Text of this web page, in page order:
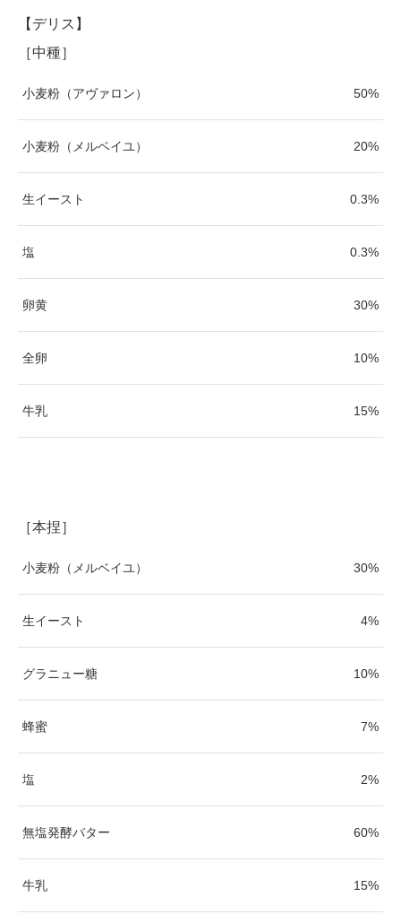
【デリス】
［中種］
小麦粉（アヴァロン） 50%
小麦粉（メルベイユ） 20%
生イースト 0.3%
塩 0.3%
卵黄 30%
全卵 10%
牛乳 15%
［本捏］
小麦粉（メルベイユ） 30%
生イースト 4%
グラニュー糖 10%
蜂蜜 7%
塩 2%
無塩発酵バター 60%
牛乳 15%